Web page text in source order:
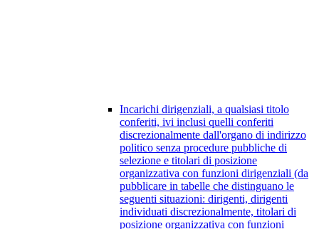
Incarichi dirigenziali, a qualsiasi titolo
conferiti, ivi inclusi quelli conferiti
discrezionalmente dall'organo di indirizzo
politico senza procedure pubbliche di
selezione e titolari di posizione
organizzativa con funzioni dirigenziali (da
pubblicare in tabelle che distinguano le
seguenti situazioni: dirigenti, dirigenti
individuati discrezionalmente, titolari di
posizione organizzativa con funzioni